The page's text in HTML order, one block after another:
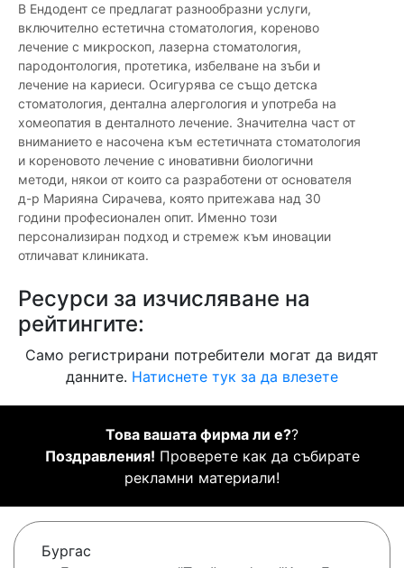
В Ендодент се предлагат разнообразни услуги,
включително естетична стоматология, кореново
лечение с микроскоп, лазерна стоматология,
пародонтология, протетика, избелване на зъби и
лечение на кариеси. Осигурява се също детска
стоматология, дентална алергология и употреба на
хомеопатия в денталното лечение. Значителна част от
вниманието е насочена към естетичната стоматология
и кореновото лечение с иновативни биологични
методи, някои от които са разработени от основателя
д-р Марияна Сирачева, която притежава над 30
години професионален опит. Именно този
персонализиран подход и стремеж към иновации
отличават клиниката.
Ресурси за изчисляване на
рейтингите:
Само регистрирани потребители могат да видят
данните. Натиснете тук за да влезете
Това вашата фирма ли е??
Поздравления! Проверете как да събирате
рекламни материали!
Бургас